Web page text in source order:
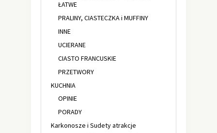
ŁATWE
PRALINY, CIASTECZKA i MUFFINY
INNE
UCIERANE
CIASTO FRANCUSKIE
PRZETWORY
KUCHNIA
OPINIE
PORADY
Karkonosze i Sudety atrakcje